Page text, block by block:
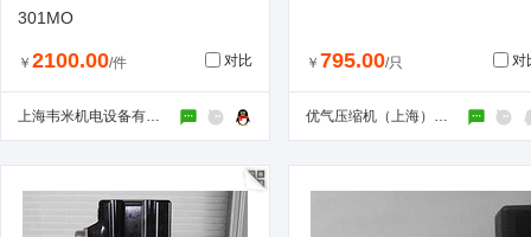
301MO
￥ 2100.00/件 对比
上海韦米机电设备有限公司
￥ 795.00/只 对
优气压缩机（上海）有限公司